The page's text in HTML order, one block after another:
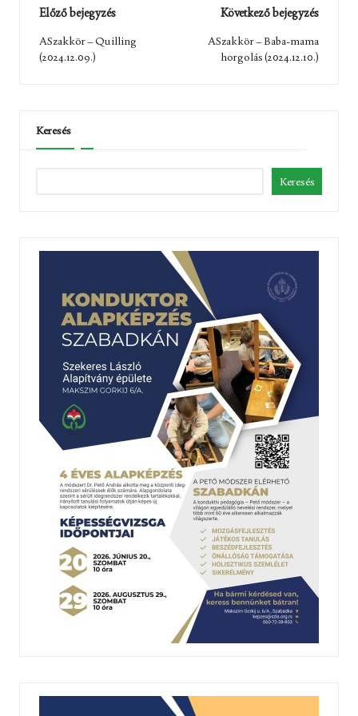
Post
navigation
Előző bejegyzés
ASzakkör – Quilling
(2024.12.09.)
Következő bejegyzés
ASzakkör – Baba-mama
horgolás (2024.12.10.)
Keresés
Keresés